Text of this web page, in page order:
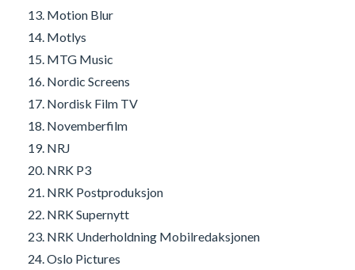
Motion Blur
Motlys
MTG Music
Nordic Screens
Nordisk Film TV
Novemberfilm
NRJ
NRK P3
NRK Postproduksjon
NRK Supernytt
NRK Underholdning Mobilredaksjonen
Oslo Pictures